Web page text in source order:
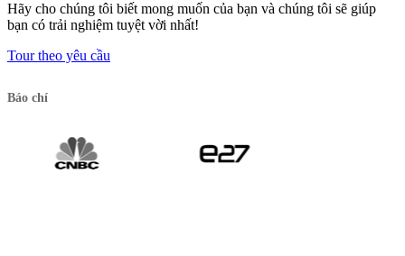
Hãy cho chúng tôi biết mong muốn của bạn và chúng tôi sẽ giúp
bạn có trải nghiệm tuyệt vời nhất!
Tour theo yêu cầu
Báo chí